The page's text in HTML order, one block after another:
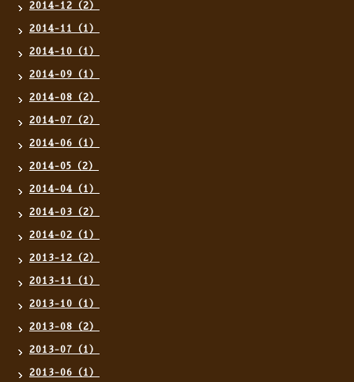
2014-12（2）
2014-11（1）
2014-10（1）
2014-09（1）
2014-08（2）
2014-07（2）
2014-06（1）
2014-05（2）
2014-04（1）
2014-03（2）
2014-02（1）
2013-12（2）
2013-11（1）
2013-10（1）
2013-08（2）
2013-07（1）
2013-06（1）